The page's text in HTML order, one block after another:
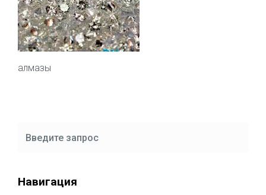
алмазы
Навигация